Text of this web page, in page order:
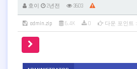
호이 2년전 3603
admin.zip 6.4K 0 다운 포인트 :